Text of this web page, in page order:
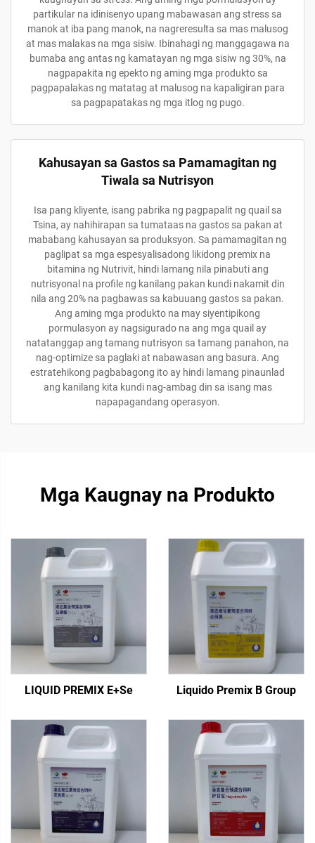
partikular na idinisenyo upang mabawasan ang stress sa
manok at iba pang manok, na nagreresulta sa mas malusog
at mas malakas na mga sisiw. Ibinahagi ng manggagawa na
bumaba ang antas ng kamatayan ng mga sisiw ng 30%, na
nagpapakita ng epekto ng aming mga produkto sa
pagpapalakas ng matatag at malusog na kapaligiran para
sa pagpapatakas ng mga itlog ng pugo.
Kahusayan sa Gastos sa Pamamagitan ng
Tiwala sa Nutrisyon
Isa pang kliyente, isang pabrika ng pagpapalit ng quail sa
Tsina, ay nahihirapan sa tumataas na gastos sa pakan at
mababang kahusayan sa produksyon. Sa pamamagitan ng
paglipat sa mga espesyalisadong likidong premix na
bitamina ng Nutrivit, hindi lamang nila pinabuti ang
nutrisyonal na profile ng kanilang pakan kundi nakamit din
nila ang 20% na pagbawas sa kabuuang gastos sa pakan.
Ang aming mga produkto na may siyentipikong
pormulasyon ay nagsigurado na ang mga quail ay
natatanggap ang tamang nutrisyon sa tamang panahon, na
nag-optimize sa paglaki at nabawasan ang basura. Ang
estratehikong pagbabagong ito ay hindi lamang pinaunlad
ang kanilang kita kundi nag-ambag din sa isang mas
napapagandang operasyon.
Mga Kaugnay na Produkto
LIQUID PREMIX E+Se Liquido Premix B Group